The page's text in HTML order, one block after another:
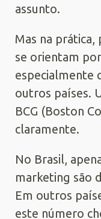
assunto.
Mas na prática,
se orientam
especialmente
outros países.
BCG (Boston
claramente.
No Brasil,
marketing são
Em outros
este número